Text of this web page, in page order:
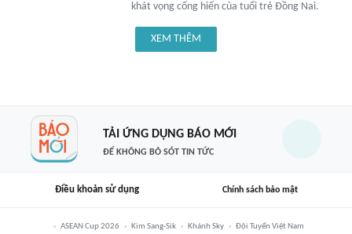
khát vọng cống hiến của tuổi trẻ Đồng Nai.
XEM THÊM
TẢI ỨNG DỤNG BÁO MỚI
ĐỂ KHÔNG BỎ SÓT TIN TỨC
Điều khoản sử dụng Chính sách bảo mật
ASEAN Cup 2026 Kim Sang-Sik Khánh Sky
Đội Tuyển Việt Nam